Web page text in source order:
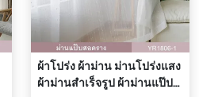
ผ้าโปร่ง ผ้าม่าน ม่านโปร่งแสง
ผ้าม่านสำเร็จรูป ผ้าม่านแป๊ป